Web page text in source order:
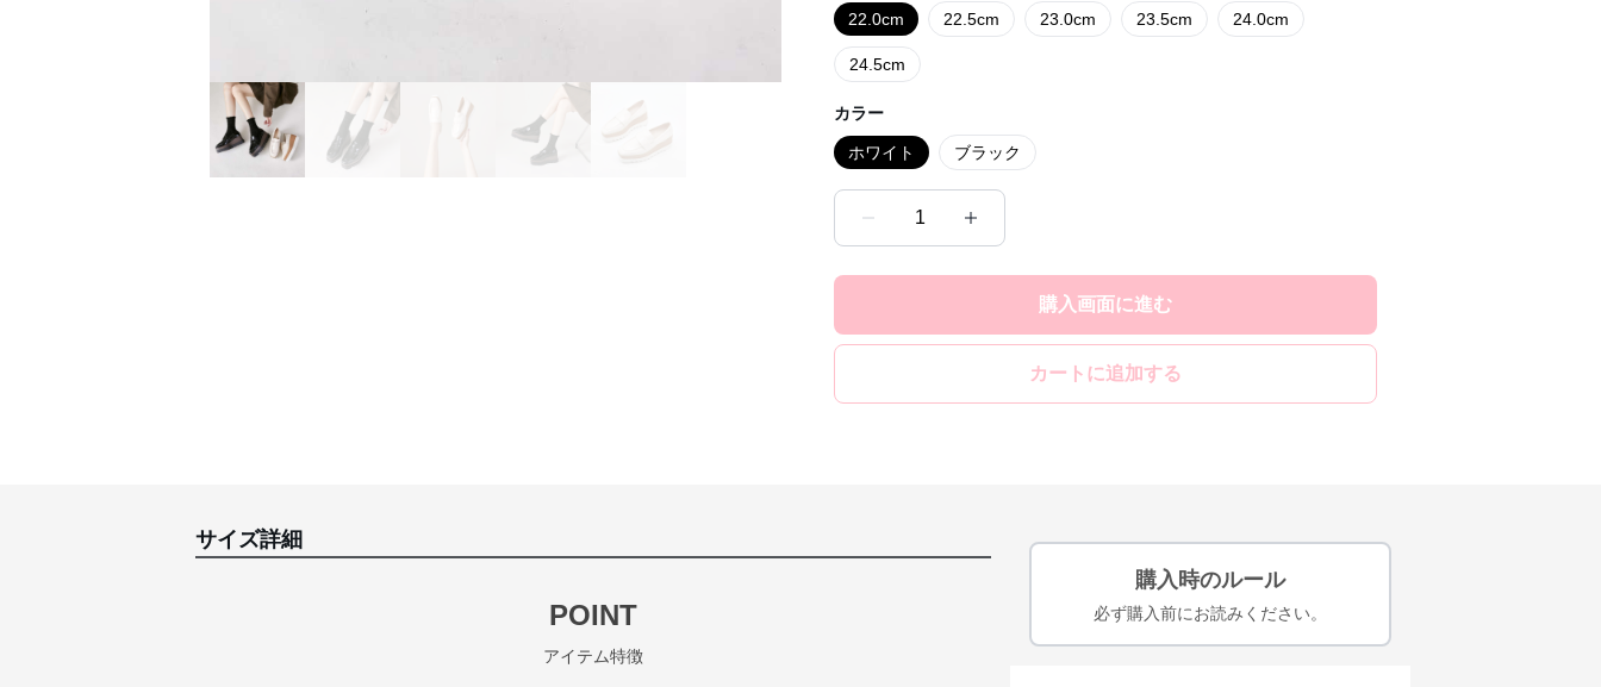
22.0cm 22.5cm 23.0cm 23.5cm 24.0cm
24.5cm
カラー
ホワイト ブラック
1
購入画面に進む
カートに追加する
サイズ詳細
POINT
アイテム特徴
購入時のルール
必ず購入前にお読みください。